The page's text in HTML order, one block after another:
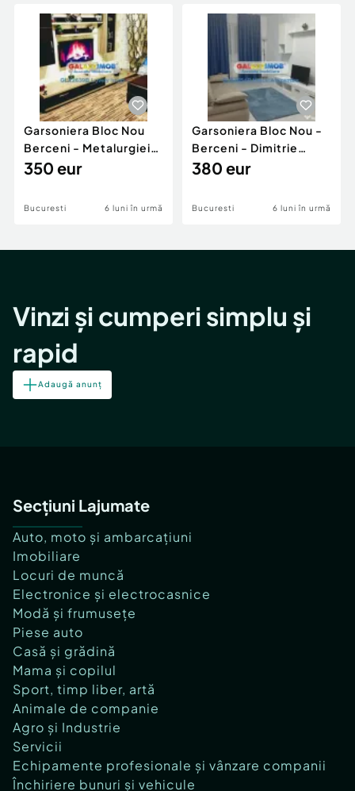
Servicii
Animale de companie
Afaceri și echipamente profesionale
Inchiriere Bunuri si Vehicule
Utilaje agricole si industriale
Piese auto si accesorii
Dacia Duster
Garsoniera Bloc Nou
Berceni - Metalurgiei
Park - Postalionul
350 eur
Bucuresti 6 luni în urmă
Garsoniera Bloc Nou -
Berceni - Dimitrie
Leonida
380 eur
Bucuresti 6 luni în urmă
Vinzi și cumperi simplu și
rapid
Adaugă anunț
Secțiuni Lajumate
Auto, moto și ambarcațiuni
Imobiliare
Locuri de muncă
Electronice și electrocasnice
Modă și frumusețe
Piese auto
Casă și grădină
Mama și copilul
Sport, timp liber, artă
Animale de companie
Agro și Industrie
Servicii
Echipamente profesionale și vânzare companii
Închiriere bunuri și vehicule